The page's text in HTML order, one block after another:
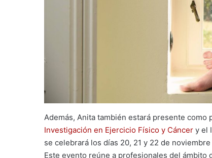
Además, Anita también estará presente como
Investigación en Ejercicio Físico y Cáncer y el
se celebrará los días 20, 21 y 22 de
Este evento reúne a profesionales del